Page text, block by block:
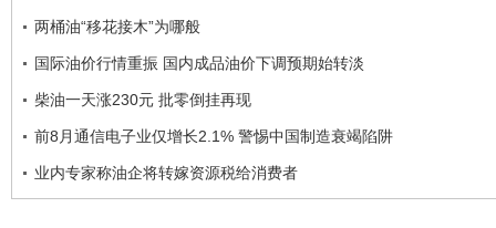
两桶油“移花接木”为哪般
国际油价行情重振 国内成品油价下调预期始转淡
柴油一天涨230元 批零倒挂再现
前8月通信电子业仅增长2.1% 警惕中国制造衰竭陷阱
业内专家称油企将转嫁资源税给消费者